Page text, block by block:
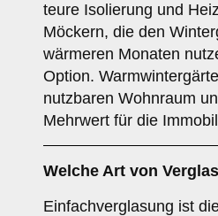
teure Isolierung und
Möckern, die den
wärmeren Monaten
Option.
nutzbaren Wohnraum
Mehrwert für die
Welche Art von
Einfachverglasung ist